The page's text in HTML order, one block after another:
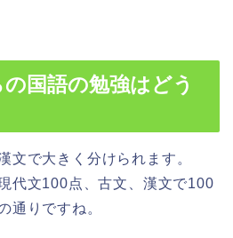
国語の勉強はどう
文で大きく分けられます。
代文100点、古文、漢文で100
通りですね。